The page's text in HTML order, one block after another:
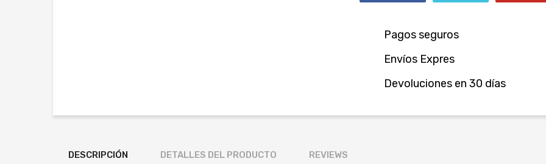
Pagos seguros
Envíos Expres
Devoluciones en 30 días
DESCRIPCIÓN DETALLES DEL PRODUCTO REVIEWS